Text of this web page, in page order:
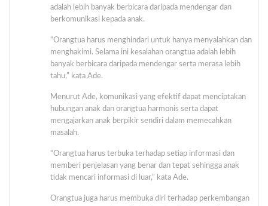
adalah lebih banyak berbicara daripada mendengar dan
berkomunikasi kepada anak.
“Orangtua harus menghindari untuk hanya menyalahkan dan
menghakimi. Selama ini kesalahan orangtua adalah lebih
banyak berbicara daripada mendengar serta merasa lebih
tahu,” kata Ade.
Menurut Ade, komunikasi yang efektif dapat menciptakan
hubungan anak dan orangtua harmonis serta dapat
mengajarkan anak berpikir sendiri dalam memecahkan
masalah.
“Orangtua harus terbuka terhadap setiap informasi dan
memberi penjelasan yang benar dan tepat sehingga anak
tidak mencari informasi di luar,” kata Ade.
Orangtua juga harus membuka diri terhadap perkembangan